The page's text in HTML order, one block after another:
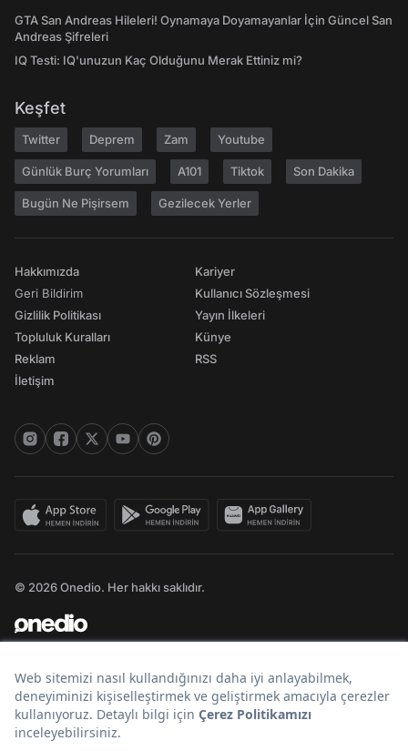
GTA San Andreas Hileleri! Oynamaya Doyamayanlar İçin Güncel San
Andreas Şifreleri
IQ Testi: IQ'unuzun Kaç Olduğunu Merak Ettiniz mi?
Keşfet
Twitter Deprem Zam Youtube
Günlük Burç Yorumları A101 Tiktok Son Dakika
Bugün Ne Pişirsem Gezilecek Yerler
Hakkımızda
Geri Bildirim
Gizlilik Politikası
Topluluk Kuralları
Reklam
İletişim
Kariyer
Kullanıcı Sözleşmesi
Yayın İlkeleri
Künye
RSS
© 2026 Onedio. Her hakkı saklıdır.
Bir markasıdır.